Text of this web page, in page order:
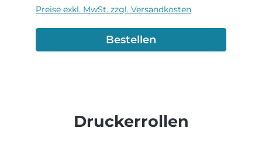
Preise exkl. MwSt. zzgl. Versandkosten
Bestellen
Produktgalerie überspringen
Druckerrollen